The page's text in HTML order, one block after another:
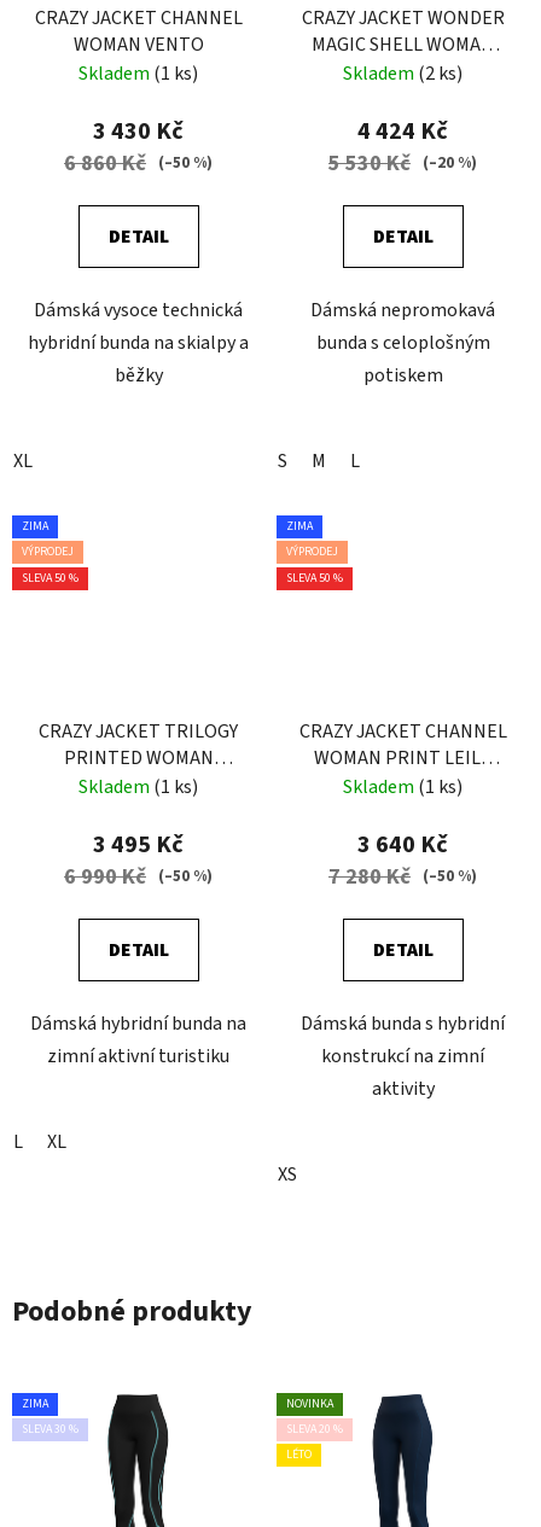
CRAZY JACKET CHANNEL
WOMAN VENTO
Skladem (1 ks)
3 430 Kč
6 860 Kč (–50 %)
DETAIL
Dámská vysoce technická
hybridní bunda na skialpy a
běžky
XL
CRAZY JACKET WONDER
MAGIC SHELL WOMAN
POP
Skladem (2 ks)
4 424 Kč
5 530 Kč (–20 %)
DETAIL
Dámská nepromokavá
bunda s celoplošným
potiskem
S M L
ZIMA
VÝPRODEJ
SLEVA 50 %
CRAZY JACKET TRILOGY
PRINTED WOMAN
FALLING FLOWER
Skladem (1 ks)
3 495 Kč
6 990 Kč (–50 %)
DETAIL
Dámská hybridní bunda na
zimní aktivní turistiku
L XL
ZIMA
VÝPRODEJ
SLEVA 50 %
CRAZY JACKET CHANNEL
WOMAN PRINT LEILA
BLUE
Skladem (1 ks)
3 640 Kč
7 280 Kč (–50 %)
DETAIL
Dámská bunda s hybridní
konstrukcí na zimní
aktivity
XS
Podobné produkty
ZIMA
SLEVA 30 %
NOVINKA
SLEVA 20 %
LÉTO